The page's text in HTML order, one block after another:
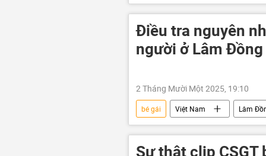
Maria Zakharova
Ukraina
thông tin
Vladimir Zelensky
bị thương
Quân đội Ukraina
Điều tra nguyên
người ở Lâm Đồng
2 Tháng Mười Một 2025, 19:10
bé gái Việt Nam Lâm
tử vong
vỡ hồ nước
Sự thật clip